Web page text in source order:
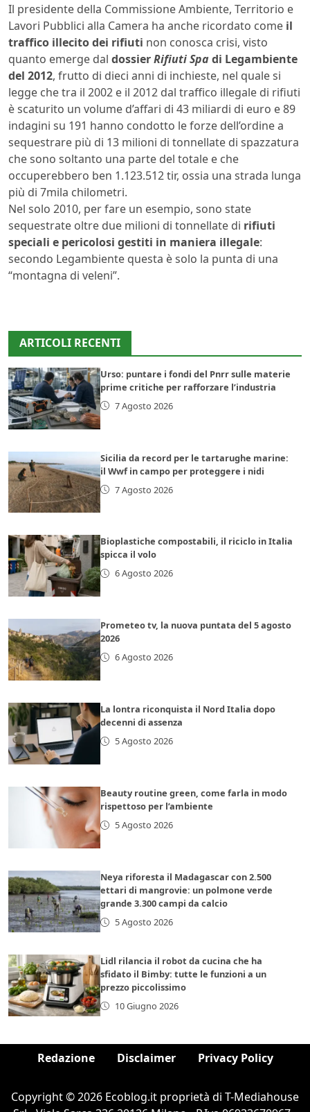
Il presidente della Commissione Ambiente, Territorio e
Lavori Pubblici alla Camera ha anche ricordato come il
traffico illecito dei rifiuti non conosca crisi, visto
quanto emerge dal dossierRifiuti Spadi Legambiente
del 2012, frutto di dieci anni di inchieste, nel quale si
legge che tra il 2002 e il 2012 dal traffico illegale di rifiuti
è scaturito un volume d’affari di 43 miliardi di euro e 89
indagini su 191 hanno condotto le forze dell’ordine a
sequestrare più di 13 milioni di tonnellate di spazzatura
che sono soltanto una parte del totale e che
occuperebbero ben 1.123.512 tir, ossia una strada lunga
più di 7mila chilometri.
Nel solo 2010, per fare un esempio, sono state
sequestrate oltre due milioni di tonnellate di rifiuti
speciali e pericolosi gestiti in maniera illegale:
secondo Legambiente questa è solo la punta di una
“montagna di veleni”.
ARTICOLI RECENTI
Urso: puntare i fondi del Pnrr sulle materie
prime critiche per rafforzare l’industria
7 Agosto 2026
Sicilia da record per le tartarughe marine:
il Wwf in campo per proteggere i nidi
7 Agosto 2026
Bioplastiche compostabili, il riciclo in Italia
spicca il volo
6 Agosto 2026
Prometeo tv, la nuova puntata del 5 agosto
2026
6 Agosto 2026
La lontra riconquista il Nord Italia dopo
decenni di assenza
5 Agosto 2026
Beauty routine green, come farla in modo
rispettoso per l’ambiente
5 Agosto 2026
Neya riforesta il Madagascar con 2.500
ettari di mangrovie: un polmone verde
grande 3.300 campi da calcio
5 Agosto 2026
Lidl rilancia il robot da cucina che ha
sfidato il Bimby: tutte le funzioni a un
prezzo piccolissimo
10 Giugno 2026
Redazione Disclaimer Privacy Policy
Copyright © 2026 Ecoblog.it proprietà di T-Mediahouse